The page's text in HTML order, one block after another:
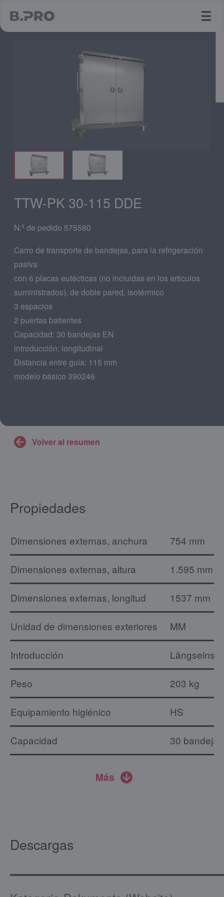
TTW-PK 30-115 DDE
N.º de pedido 575580
Carro de transporte de bandejas, para la refrigeración
pasiva
con 6 placas eutécticas (no incluidas en los articulos
suministrados), de doble pared, isotérmico
3 espacios
2 puertas batientes
Capacidad: 30 bandejas EN
introducción: longitudinal
Distancia entre guía: 115 mm
modelo básico 390246
Volver al resumen
Propiedades
Dimensiones externas, anchura 754 mm
Dimensiones externas, altura 1.595 mm
Dimensiones externas, longitud 1537 mm
Unidad de dimensiones exteriores MM
Introducción
Peso 203 kg
Equipamiento higiénico HS
Capacidad 30
Más
Descargas